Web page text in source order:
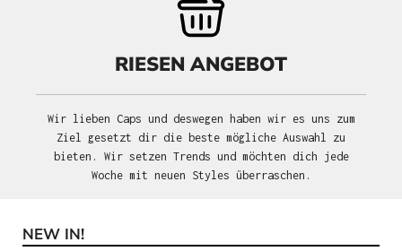
RIESEN ANGEBOT
Wir lieben Caps und deswegen haben wir es uns zum
Ziel gesetzt dir die beste mögliche Auswahl zu
bieten. Wir setzen Trends und möchten dich jede
Woche mit neuen Styles überraschen.
Produktgalerie überspringen
NEW IN!